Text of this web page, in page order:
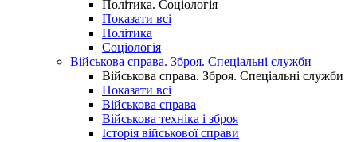
Політика. Соціологія
Показати всі
Політика
Соціологія
Військова справа. Зброя. Спеціальні служби
Військова справа. Зброя. Спеціальні служби
Показати всі
Військова справа
Військова техніка і зброя
Історія військової справи